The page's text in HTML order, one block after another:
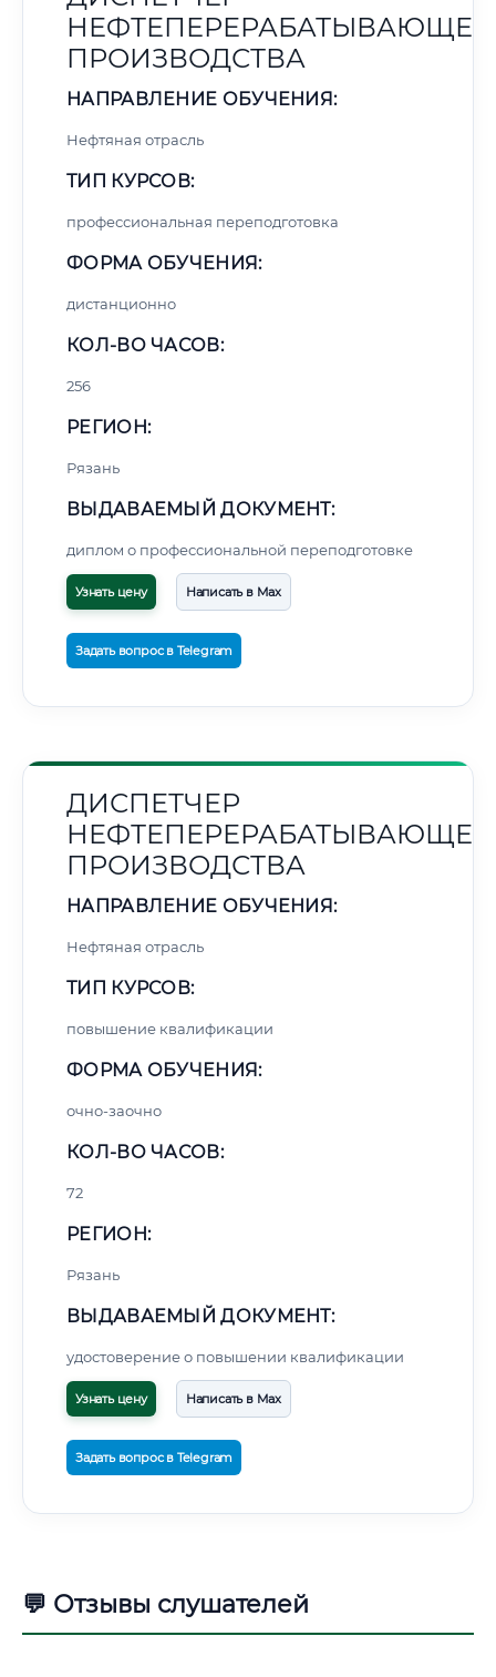
ПРОИЗВОДСТВА
НАПРАВЛЕНИЕ ОБУЧЕНИЯ:
Нефтяная отрасль
ТИП КУРСОВ:
профессиональная переподготовка
ФОРМА ОБУЧЕНИЯ:
дистанционно
КОЛ-ВО ЧАСОВ:
256
РЕГИОН:
Рязань
ВЫДАВАЕМЫЙ ДОКУМЕНТ:
диплом о профессиональной переподготовке
Узнать цену Написать в Max
Задать вопрос в Telegram
ДИСПЕТЧЕР
ПРОИЗВОДСТВА
НАПРАВЛЕНИЕ ОБУЧЕНИЯ:
Нефтяная отрасль
ТИП КУРСОВ:
повышение квалификации
ФОРМА ОБУЧЕНИЯ:
очно-заочно
КОЛ-ВО ЧАСОВ:
72
РЕГИОН:
Рязань
ВЫДАВАЕМЫЙ ДОКУМЕНТ:
удостоверение о повышении квалификации
Узнать цену Написать в Max
Задать вопрос в Telegram
💬 Отзывы слушателей